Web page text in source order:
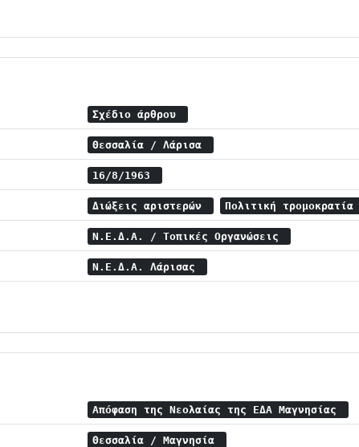
Σχέδιο άρθρου
Θεσσαλία / Λάρισα
16/8/1963
Διώξεις αριστερών Πολιτική τρομοκρατία
Ν.Ε.Δ.Α. / Τοπικές Οργανώσεις
Ν.Ε.Δ.Α. Λάρισας
Απόφαση της Νεολαίας της ΕΔΑ Μαγνησίας
Θεσσαλία / Μαγνησία